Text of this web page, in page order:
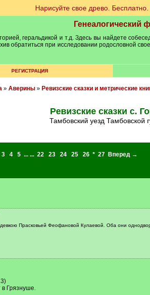
Нарисуйте свое древо.
Генеалогический
геральдикой и т.д. Здесь вы найдете
обратиться при исследовании родословной
РЕГИСТРАЦИЯ
» Аверины» Ревизские сказки и метрические
Ревизские сказки с.
Тамбовский уезд Тамбовской
3 4 5 ... ... 22 23 24 25 26 * 27
Вперед →
Прасковьей Феофановой Кулаевой. Оба они
в Грязнуше.